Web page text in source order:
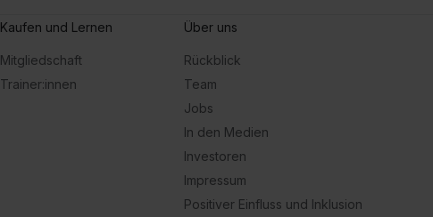
Kaufen und Lernen
Mitgliedschaft
Trainer:innen
Über uns
Rückblick
Team
Jobs
In den Medien
Investoren
Impressum
Positiver Einfluss und Inklusion